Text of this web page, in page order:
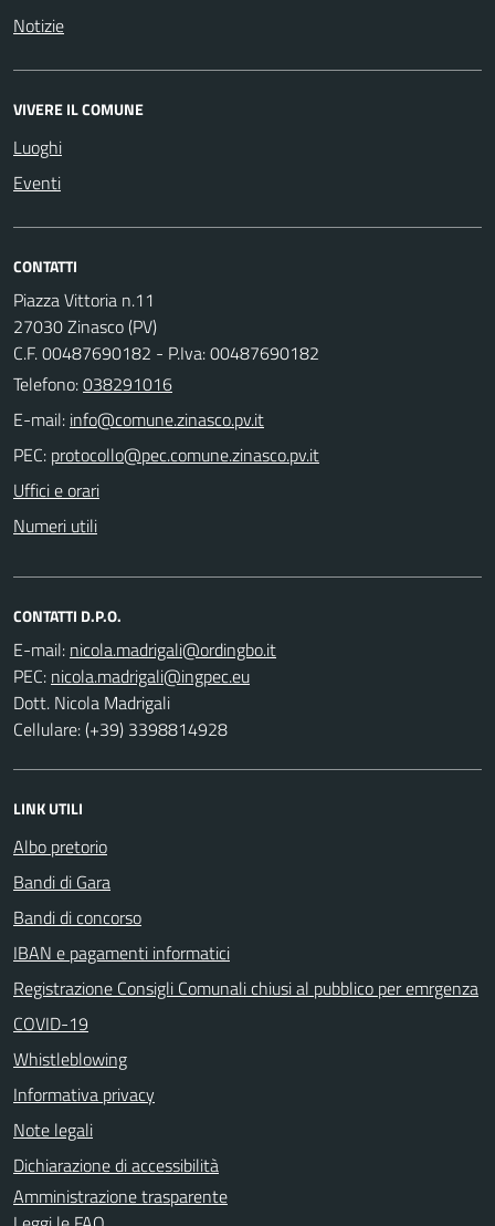
Notizie
VIVERE IL COMUNE
Luoghi
Eventi
CONTATTI
Piazza Vittoria n.11
27030 Zinasco (PV)
C.F. 00487690182 - P.Iva: 00487690182
Telefono:038291016
E-mail:
PEC:
Uffici e orari
Numeri utili
CONTATTI D.P.O.
E-mail:
PEC:
Dott. Nicola Madrigali
Cellulare: (+39) 3398814928
LINK UTILI
Albo pretorio
Bandi di Gara
Bandi di concorso
IBAN e pagamenti informatici
Registrazione Consigli Comunali chiusi al pubblico per emrgenza
COVID-19
Whistleblowing
Informativa privacy
Note legali
Dichiarazione di accessibilità
Amministrazione trasparente